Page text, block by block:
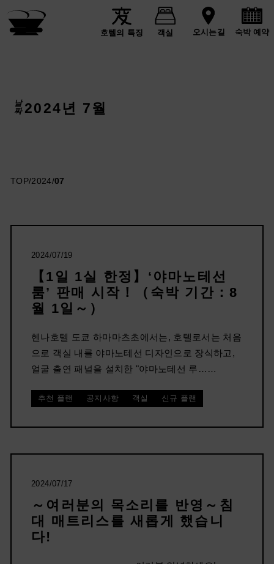
호텔의 특징 객실 오시는길 숙박 예약
날짜 2024년 7월
TOP/2024/07
2024/07/19
【1일 1실 한정】‘야마노테선
룸’ 판매 시작！（숙박 기간：8
월 1일～）
헨나호텔 도쿄 하마마츠초에서는, 호텔로서는 처음
으로 객실 내를 야마노테선 디자인으로 장식하고,
얼굴 출연 패널을 설치한 "야마노테선 루……
추천 플랜 공지사항 객실 신규 플랜
2024/07/17
～여러분의 목소리를 반영～침
대 매트리스를 새롭게 했습니
다!